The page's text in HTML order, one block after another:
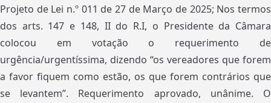
Projeto de Lei n.º 011 de 27 de Março de 2025; Nos termos
dos arts. 147 e 148, II do R.I, o Presidente da Câmara
colocou em votação o requerimento de
urgência/urgentíssima, dizendo “os vereadores que forem
a favor fiquem como estão, os que forem contrários que
se levantem”. Requerimento aprovado, unânime. O